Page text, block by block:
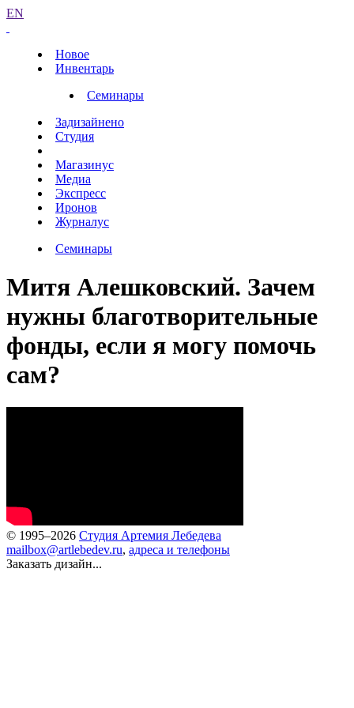
EN
Новое
Инвентарь
Семинары
Задизайнено
Студия
Магазинус
Медиа
Экспресс
Иронов
Журналус
Семинары
Митя Алешковский. Зачем
нужны благотворительные
фонды, если я могу помочь
сам?
© 1995–2026 Студия Артемия Лебедева
mailbox@artlebedev.ru, адреса и телефоны
Заказать дизайн...